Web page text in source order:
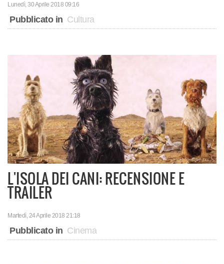
Lunedì, 30 Aprile 2018 09:16
Pubblicato in Cultura
L'ISOLA DEI CANI: RECENSIONE E
TRAILER
Martedì, 24 Aprile 2018 21:18
Pubblicato in Cinema